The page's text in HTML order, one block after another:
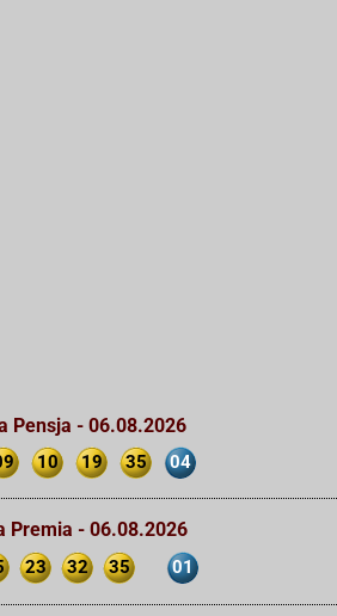
Pensja - 06.08.2026
10 19 35 04
Premia - 06.08.2026
23 32 35 01